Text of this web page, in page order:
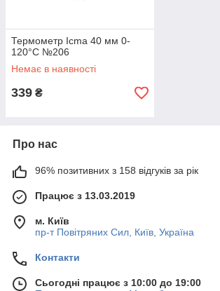
Термометр Icma 40 мм 0-
120°С №206
Немає в наявності
339 ₴
Про нас
96% позитивних з 158 відгуків за рік
Працює з 13.03.2019
м. Київ
пр-т Повiтряних Сил, Київ, Україна
Контакти
Сьогодні працює з 10:00 до 19:00